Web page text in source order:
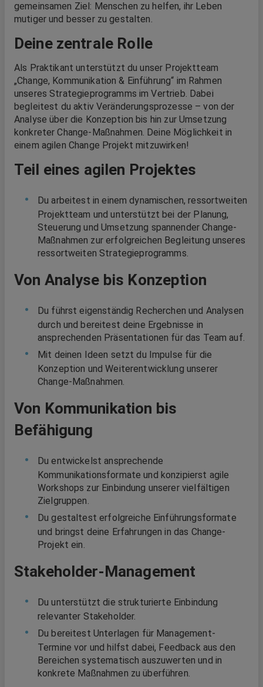
gemeinsamen Ziel: Menschen zu helfen, ihr Leben
mutiger und besser zu gestalten.
Deine zentrale Rolle
Als Praktikant unterstützt du unser Projektteam
„Change, Kommunikation & Einführung“ im Rahmen
unseres Strategieprogramms im Vertrieb. Dabei
begleitest du aktiv Veränderungsprozesse – von der
Analyse über die Konzeption bis hin zur Umsetzung
konkreter Change-Maßnahmen. Deine Möglichkeit in
einem agilen Change Projekt mitzuwirken!
Teil eines agilen Projektes
Du arbeitest in einem dynamischen, ressortweiten
Projektteam und unterstützt bei der Planung,
Steuerung und Umsetzung spannender Change-
Maßnahmen zur erfolgreichen Begleitung unseres
ressortweiten Strategieprogramms.
Von Analyse bis Konzeption
Du führst eigenständig Recherchen und Analysen
durch und bereitest deine Ergebnisse in
ansprechenden Präsentationen für das Team auf.
Mit deinen Ideen setzt du Impulse für die
Konzeption und Weiterentwicklung unserer
Change-Maßnahmen.
Von Kommunikation bis
Befähigung
Du entwickelst ansprechende
Kommunikationsformate und konzipierst agile
Workshops zur Einbindung unserer vielfältigen
Zielgruppen.
Du gestaltest erfolgreiche Einführungsformate
und bringst deine Erfahrungen in das Change-
Projekt ein.
Stakeholder-Management
Du unterstützt die strukturierte Einbindung
relevanter Stakeholder.
Du bereitest Unterlagen für Management-
Termine vor und hilfst dabei, Feedback aus den
Bereichen systematisch auszuwerten und in
konkrete Maßnahmen zu überführen.